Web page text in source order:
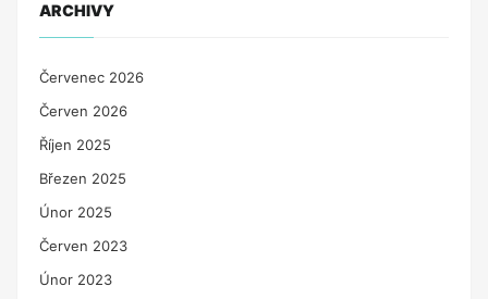
ARCHIVY
Červenec 2026
Červen 2026
Říjen 2025
Březen 2025
Únor 2025
Červen 2023
Únor 2023